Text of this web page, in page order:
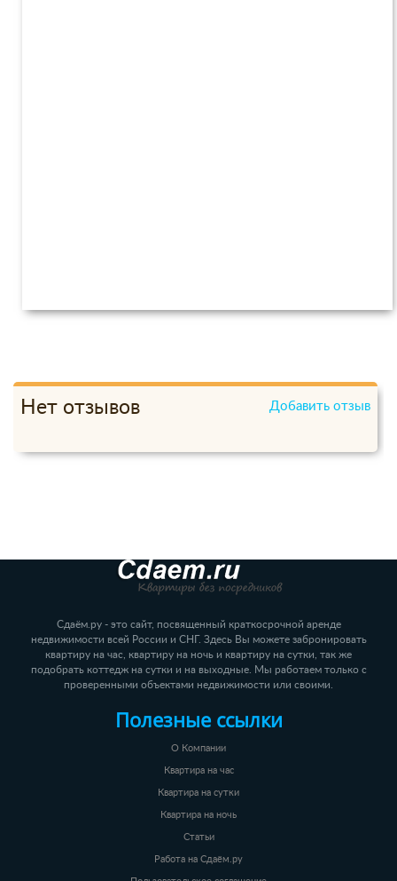
Нет отзывов Добавить отзыв
Сдаём.ру - это сайт, посвященный краткосрочной аренде
недвижимости всей России и СНГ. Здесь Вы можете забронировать
квартиру на час, квартиру на ночь и квартиру на сутки, так же
подобрать коттедж на сутки и на выходные. Мы работаем только с
проверенными объектами недвижимости или своими.
Полезные ссылки
О Компании
Квартира на час
Квартира на сутки
Квартира на ночь
Статьи
Работа на Сдаём.ру